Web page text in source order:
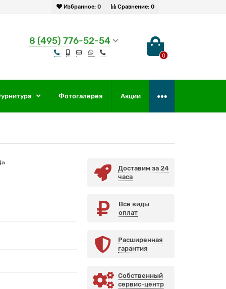
Сравнение: 0
Избранное: 0
8 (495) 776-52-54
0
Фотогалерея Акции
Доставим за 24
часа
Все виды
оплат
Расширенная
гарантия
Собственный
сервис-центр